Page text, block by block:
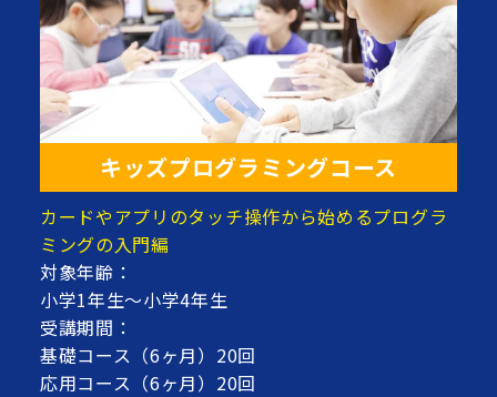
キッズプログラミングコース
カードやアプリのタッチ操作から始めるプログラ
ミングの入門編
対象年齢：
小学1年生～小学4年生
受講期間：
基礎コース（6ヶ月）20回
応用コース（6ヶ月）20回